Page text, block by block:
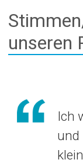
unseren
Ich
und